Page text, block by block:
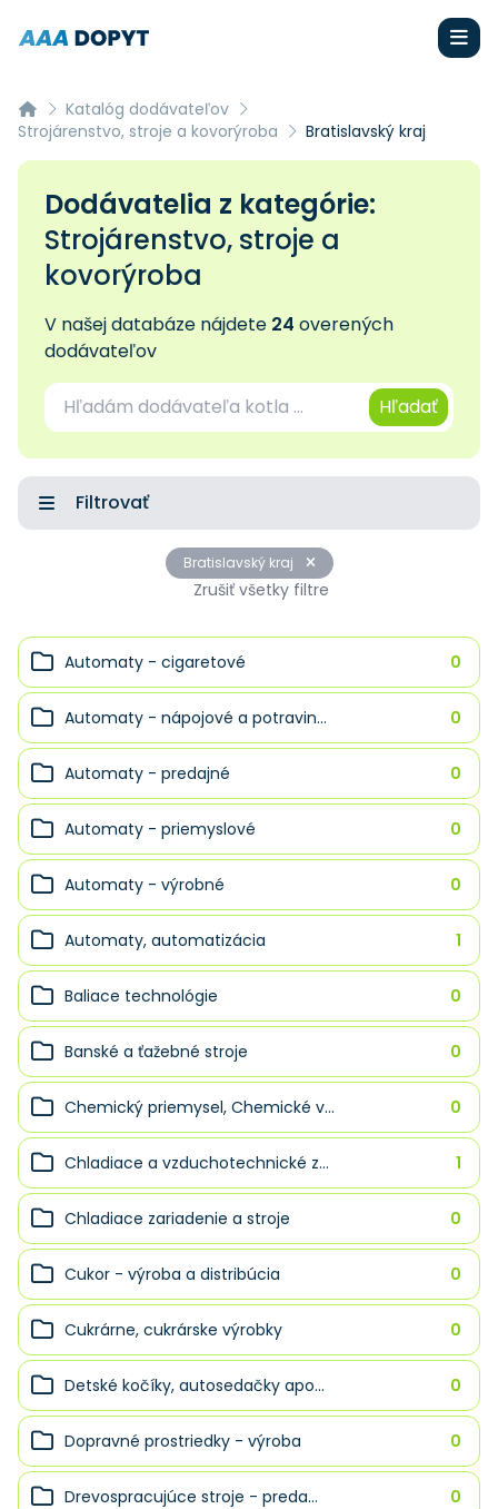
Katalóg dodávateľov
Strojárenstvo, stroje a kovorýroba
Bratislavský kraj
Dodávatelia z kategórie:
Strojárenstvo, stroje a
kovorýroba
V našej databáze nájdete 24 overených
dodávateľov
Hľadať
Filtrovať
Bratislavský kraj
Zrušiť všetky filtre
Automaty - cigaretové 0
Automaty - nápojové a potravin... 0
Automaty - predajné 0
Automaty - priemyslové 0
Automaty - výrobné 0
Automaty, automatizácia 1
Baliace technológie 0
Banské a ťažebné stroje 0
Chemický priemysel, Chemické v... 0
Chladiace a vzduchotechnické z... 1
Chladiace zariadenie a stroje 0
Cukor - výroba a distribúcia 0
Cukrárne, cukrárske výrobky 0
Detské kočíky, autosedačky apo... 0
Dopravné prostriedky - výroba 0
Drevospracujúce stroje - preda... 0